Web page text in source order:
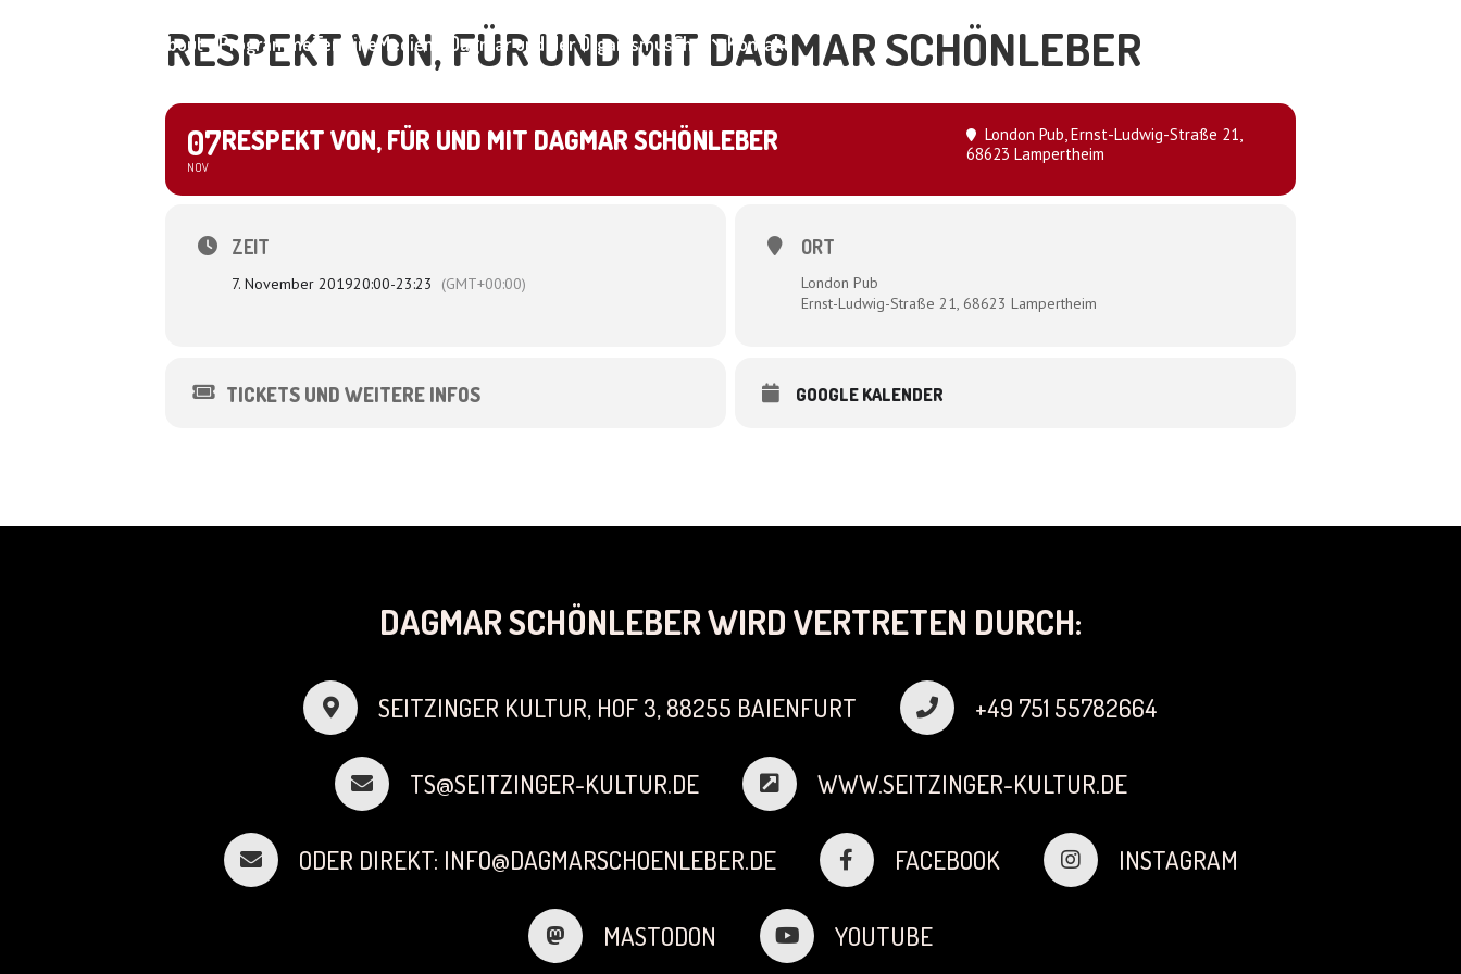
About ProgrammeTermineMedien Dagmar und der OrganismusShop Kontakt
RESPEKT VON, FÜR UND MIT DAGMAR SCHÖNLEBER
07
NOV
RESPEKT VON, FÜR UND MIT DAGMAR SCHÖNLEBER London Pub, Ernst-Ludwig-Straße 21,
68623 Lampertheim
ZEIT
7. November 201920:00-23:23 (GMT+00:00)
ORT
London Pub
Ernst-Ludwig-Straße 21, 68623 Lampertheim
TICKETS UND WEITERE INFOS GOOGLE KALENDER
DAGMAR SCHÖNLEBER WIRD VERTRETEN DURCH:
SEITZINGER KULTUR, HOF 3, 88255 BAIENFURT +49 751 55782664
TS@SEITZINGER-KULTUR.DE WWW.SEITZINGER-KULTUR.DE
ODER DIREKT: INFO@DAGMARSCHOENLEBER.DE FACEBOOK INSTAGRAM
MASTODON YOUTUBE